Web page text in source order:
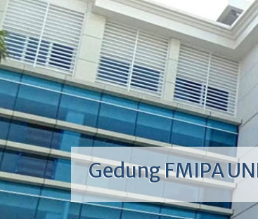
Gedung FMIPA